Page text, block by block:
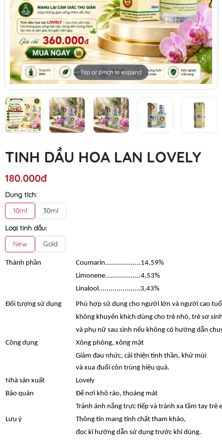
Tap or pinch to expand
TINH DẦU HOA LAN LOVELY
180.000đ
Dung tích:
10ml
30ml
Loại tinh dầu:
New
Gold
Thành phần
Coumarin..................14,59%
Limonene..................4,53%
Linalool.....................3,43%
Đối tượng sử dụng
Phù hợp sử dụng cho người lớn và người cao
không khuyến khích dùng cho trẻ nhỏ, trẻ sơ
và phụ nữ sau sinh nếu không có hướng dẫn
Công dụng
Xông phòng, xông mặt
Giảm đau nhức, cải thiện tinh thần, khử mùi
và xua đuổi côn trùng hiệu quả.
Nhà sản xuất
Lovely
Bảo quản
Để nơi khô ráo, thoáng mát
Tránh ánh nắng trực tiếp và tránh xa tầm tay trẻ
Lưu ý
Thông tin mang tính chất tham khảo,
đọc kĩ hướng dẫn sử dụng trước khi dùng.